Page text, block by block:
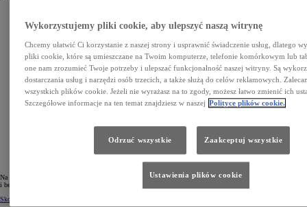
Na autostradzie, w miejskich korkach czy podczas wyprzedzania sprawnie działające sprzęgło zapewnia łatwą
i bezpieczną zmianę̨ biegów, dzięki czemu zachowujesz pełną kontrolę nad autem.
Skontaktuj się z dilerem w celu wymiany
Wykorzystujemy pliki cookie, aby ulepszyć naszą witrynę
Chcemy ułatwić Ci korzystanie z naszej strony i usprawnić świadczenie usług, dlatego
pliki cookie, które są umieszczane na Twoim komputerze, telefonie komórkowym lub
one nam zrozumieć Twoje potrzeby i ulepszać funkcjonalność naszej witryny. Są
dostarczania usług i narzędzi osób trzecich, a także służą do celów reklamowych.
wszystkich plików cookie. Jeżeli nie wyrażasz na to zgody, możesz łatwo zmienić ich
Szczegółowe informacje na ten temat znajdziesz w naszej Polityce plików cookie.
Odrzuć wszystkie Zaakceptuj wszystkie
Ustawienia plików cookie